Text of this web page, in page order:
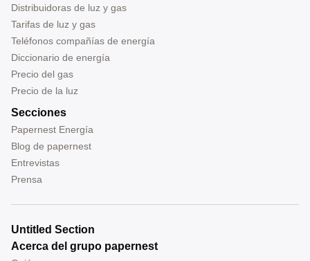
Distribuidoras de luz y gas
Tarifas de luz y gas
Teléfonos compañías de energía
Diccionario de energía
Precio del gas
Precio de la luz
Secciones
Papernest Energía
Blog de papernest
Entrevistas
Prensa
Untitled Section
Acerca del grupo papernest